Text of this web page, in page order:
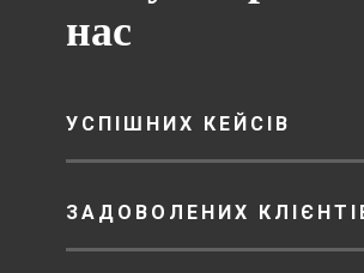
нас
УСПІШНИХ КЕЙСІВ
ЗАДОВОЛЕНИХ